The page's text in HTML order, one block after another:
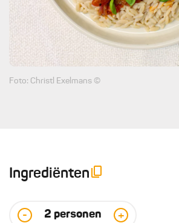
Foto: Christl Exelmans ©
Ingrediënten
- 2 personen +